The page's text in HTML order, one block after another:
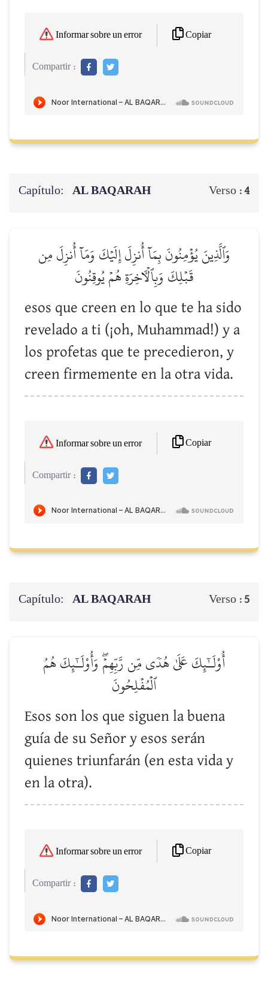
Informar sobre un error Copiar
Compartir :
Capítulo: AL BAQARAH Verso :4
وَٱلَّذِينَ يُؤۡمِنُونَ بِمَآ أُنزِلَ إِلَيۡكَ وَمَآ أُنزِلَ مِن
قَبۡلِكَ وَبِٱلۡأٓخِرَةِ هُمۡ يُوقِنُونَ
esos que creen en lo que te ha sido
revelado a ti (¡oh, Muhammad!) y a
los profetas que te precedieron, y
creen firmemente en la otra vida.
Informar sobre un error Copiar
Compartir :
Capítulo: AL BAQARAH Verso :5
أُوْلَـٰٓئِكَ عَلَىٰ هُدٗى مِّن رَّبِّهِمۡۖ وَأُوْلَـٰٓئِكَ هُمُ
ٱلۡمُفۡلِحُونَ
Esos son los que siguen la buena
guía de su Señor y esos serán
quienes triunfarán (en esta vida y
en la otra).
Informar sobre un error Copiar
Compartir :